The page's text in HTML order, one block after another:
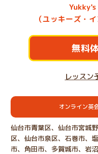
（ユッキーズ・
無料
レッスン
オンライン英
仙台市青葉区、仙台市宮城
区、仙台市泉区、石巻市、
市、角田市、多賀城市、岩